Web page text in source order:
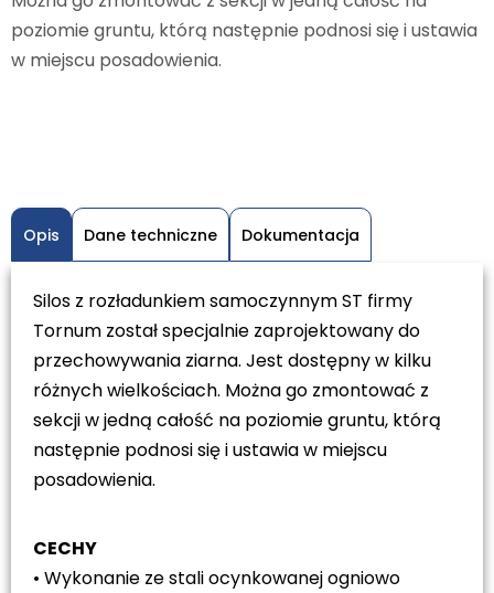
poziomie gruntu, którą następnie podnosi się i ustawia
w miejscu posadowienia.
Opis Dane techniczne Dokumentacja
Silos z rozładunkiem samoczynnym ST firmy
Tornum został specjalnie zaprojektowany do
przechowywania ziarna. Jest dostępny w kilku
różnych wielkościach. Można go zmontować z
sekcji w jedną całość na poziomie gruntu, którą
następnie podnosi się i ustawia w miejscu
posadowienia.
CECHY
• Wykonanie ze stali ocynkowanej ogniowo